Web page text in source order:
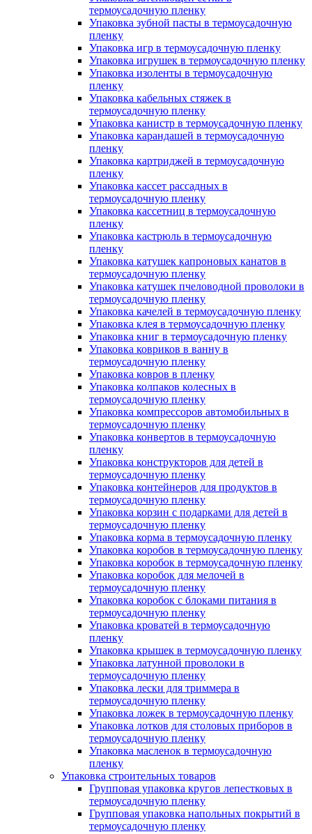
термоусадочную пленку
Упаковка зубной пасты в термоусадочную
пленку
Упаковка игр в термоусадочную пленку
Упаковка игрушек в термоусадочную пленку
Упаковка изоленты в термоусадочную
пленку
Упаковка кабельных стяжек в
термоусадочную пленку
Упаковка канистр в термоусадочную пленку
Упаковка карандашей в термоусадочную
пленку
Упаковка картриджей в термоусадочную
пленку
Упаковка кассет рассадных в
термоусадочную пленку
Упаковка кассетниц в термоусадочную
пленку
Упаковка кастрюль в термоусадочную
пленку
Упаковка катушек капроновых канатов в
термоусадочную пленку
Упаковка катушек пчеловодной проволоки в
термоусадочную пленку
Упаковка качелей в термоусадочную пленку
Упаковка клея в термоусадочную пленку
Упаковка книг в термоусадочную пленку
Упаковка ковриков в ванну в
термоусадочную пленку
Упаковка ковров в пленку
Упаковка колпаков колесных в
термоусадочную пленку
Упаковка компрессоров автомобильных в
термоусадочную пленку
Упаковка конвертов в термоусадочную
пленку
Упаковка конструкторов для детей в
термоусадочную пленку
Упаковка контейнеров для продуктов в
термоусадочную пленку
Упаковка корзин с подарками для детей в
термоусадочную пленку
Упаковка корма в термоусадочную пленку
Упаковка коробов в термоусадочную пленку
Упаковка коробок в термоусадочную пленку
Упаковка коробок для мелочей в
термоусадочную пленку
Упаковка коробок с блоками питания в
термоусадочную пленку
Упаковка кроватей в термоусадочную
пленку
Упаковка крышек в термоусадочную пленку
Упаковка латунной проволоки в
термоусадочную пленку
Упаковка лески для триммера в
термоусадочную пленку
Упаковка ложек в термоусадочную пленку
Упаковка лотков для столовых приборов в
термоусадочную пленку
Упаковка масленок в термоусадочную
пленку
Упаковка строительных товаров
Групповая упаковка кругов лепестковых в
термоусадочную пленку
Групповая упаковка напольных покрытий в
термоусадочную пленку